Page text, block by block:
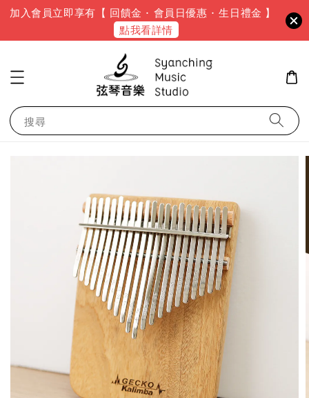
加入會員立即享有【 回饋金 · 會員日優惠 · 生日禮金 】
點我看詳情
搜尋